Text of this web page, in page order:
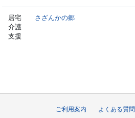
居宅
介護
支援
さざんかの郷
ご利用案内 よくある質問